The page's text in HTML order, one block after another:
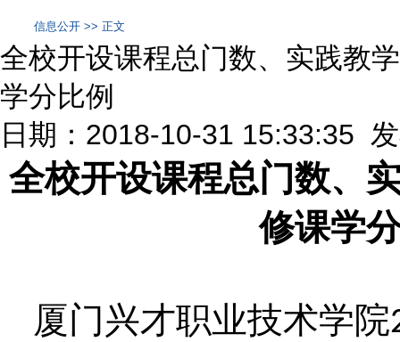
信息公开 >> 正文
全校开设课程总门数、实践教
学分比例
日期：2018-10-31 15:33:35
全校开设课程总门数、
修课学
厦门兴才职业技术学院